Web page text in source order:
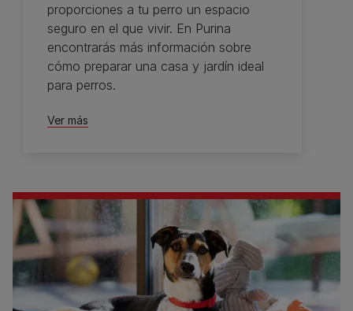
proporciones a tu perro un espacio
seguro en el que vivir. En Purina
encontrarás más información sobre
cómo preparar una casa y jardín ideal
para perros.
Ver más